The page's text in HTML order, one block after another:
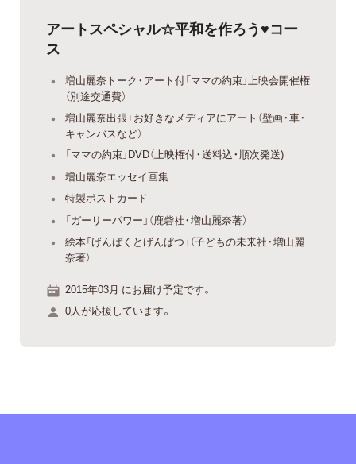
アートスペシャル☆平和を作ろう♥︎コー
ス
増山麗奈トーク・アート付「ママの約束」上映会開催権
（別途交通費）
増山麗奈出張+お好きなメディアにアート（壁画・車・
キャンバスなど）
「ママの約束」DVD（上映権付・送料込・順次発送)
増山麗奈エッセイ画集
特製ポストカード
「ガーリーパワー」（鹿砦社・増山麗奈著）
絵本「げんばくとげんぱつ」（子どもの未来社・増山麗
奈著）
2015年03月 にお届け予定です。
0人が応援しています。